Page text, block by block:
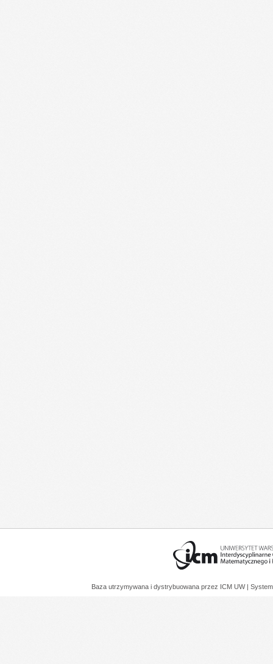
Baza utrzymywana i dystrybuowana przez ICM UW |